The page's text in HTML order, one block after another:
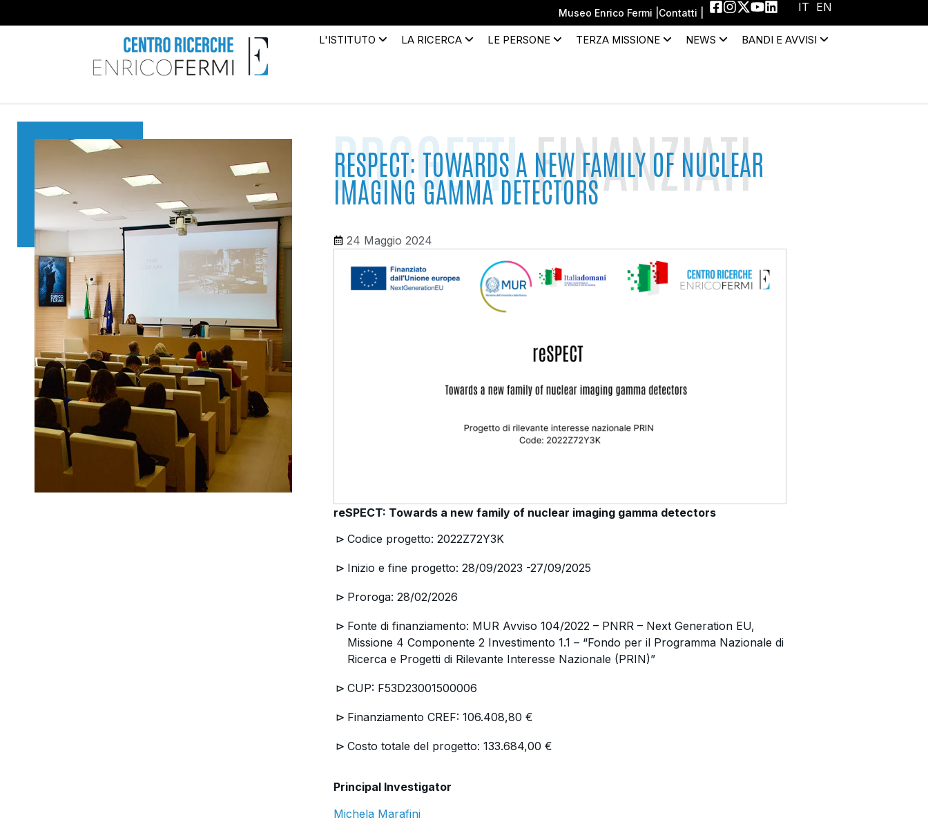
IT EN
Museo Enrico Fermi | Contatti |
L'ISTITUTO LA RICERCA LE PERSONE TERZA MISSIONE NEWS BANDI E AVVISI
PROGETTIFINANZIATI
RESPECT: TOWARDS A NEW FAMILY OF NUCLEAR
IMAGING GAMMA DETECTORS
24 Maggio 2024
reSPECT: Towards a new family of nuclear imaging gamma detectors
Codice progetto: 2022Z72Y3K
Inizio e fine progetto: 28/09/2023 -27/09/2025
Proroga: 28/02/2026
Fonte di finanziamento: MUR Avviso 104/2022 – PNRR – Next Generation EU,
Missione 4 Componente 2 Investimento 1.1 – “Fondo per il Programma Nazionale di
Ricerca e Progetti di Rilevante Interesse Nazionale (PRIN)”
CUP: F53D23001500006
Finanziamento CREF: 106.408,80 €
Costo totale del progetto: 133.684,00 €
Principal Investigator
Michela Marafini